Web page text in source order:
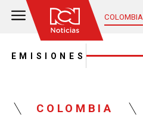
COLOMBIA
EMISIONES
COLOMBIA